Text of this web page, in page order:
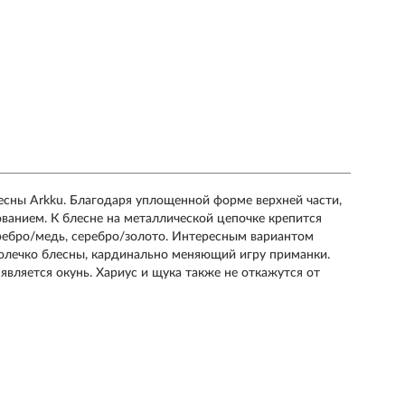
Arkku. Благодаря уплощенной форме верхней части,
К блесне на металлической цепочке крепится
медь, серебро/золото. Интересным вариантом
блесны, кардинально меняющий игру приманки.
окунь. Хариус и щука также не откажутся от